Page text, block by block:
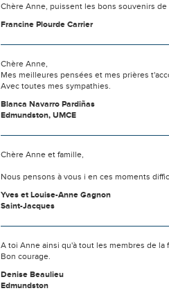
Chère Anne, puissent les bons souvenirs
Francine Plourde Carrier
Chère Anne,
Mes meilleures pensées et mes prières
Avec toutes mes sympathies.
Blanca Navarro Pardiñas
Edmundston, UMCE
Chère Anne et famille,
Nous pensons à vous i en ces moments
Yves et Louise-Anne Gagnon
Saint-Jacques
A toi Anne ainsi qu'à tout les membres de
Bon courage.
Denise Beaulieu
Edmundston